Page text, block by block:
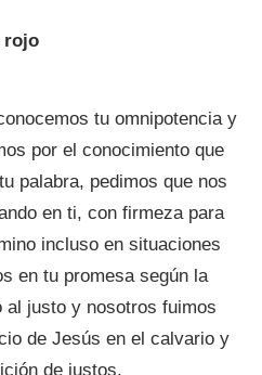
tu omnipotencia y
por el conocimiento que
palabra, pedimos que nos
en ti, con firmeza para
incluso en situaciones
en tu promesa según la
al justo y nosotros fuimos
de Jesús en el calvario y
de justos,